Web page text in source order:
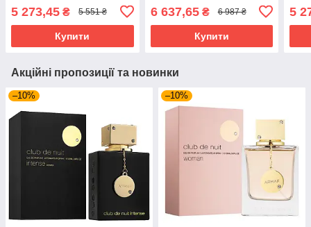
5 273,45 ₴ 5 551 ₴
Купити
6 637,65₴ 6 987 ₴
Купити
5
Акційні пропозиції та новинки
–10% –10%